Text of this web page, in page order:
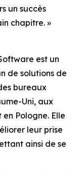
un succès
chapitre. »
est un
de solutions de
bureaux
Uni, aux
Pologne. Elle
leur prise
ainsi de se